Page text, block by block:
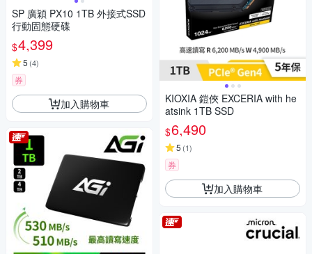
SP 廣穎 PX10 1TB 外接式SSD
行動固態硬碟
$4,399
5 (4)
券
加入購物車
KIOXIA 鎧俠 EXCERIA with he
atsink 1TB SSD
$6,490
5 (1)
券
加入購物車